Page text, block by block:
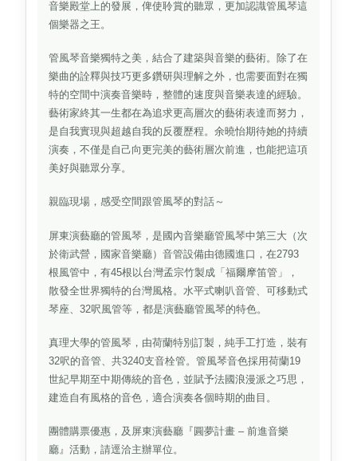
音樂殿堂上的發展，俾使聆賞的聽眾，更加認識管風琴這
個樂器之王。
管風琴音樂獨特之美，結合了建築與音樂的藝術。除了在
樂曲的詮釋與技巧更多鑽研與理解之外，也需要面對在獨
特的空間中演奏音樂時，整體的速度與音樂表達的經驗。
藝術家終其一生都在為追求更高層次的藝術表達而努力，
是自我實現與超越自我的反覆歷程。余曉怡期待她的持續
演奏，不僅是自己向更完美的藝術層次前進，也能把這項
美好與聽眾分享。
親臨現場，感受空間跟管風琴的對話～
屏東演藝廳的管風琴，是國內音樂廳管風琴中第三大（次
於衛武營，國家音樂廳）音管設備由德國進口，在2793
根風管中，有45根以台灣孟宗竹製成「福爾摩笛管」，
散發全世界獨特的台灣風格。水平式喇叭音管、可移動式
琴座、32呎風管等，都是演藝廳管風琴的特色。
真理大學的管風琴，由荷蘭特別訂製，純手工打造，裝有
32呎的音管、共3240支音栓管。管風琴音色採用荷蘭19
世紀早期至中期傳統的音色，並賦予法國浪漫派之巧思，
建造自有風格的音色，適合演奏各個時期的曲目。
團體購票優惠，及屏東演藝廳『圓夢計畫 – 前進音樂
廳』活動，請逕洽主辦單位。